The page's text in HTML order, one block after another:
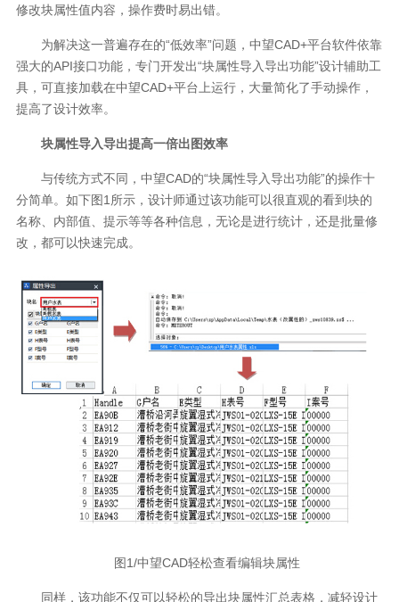
修改块属性值内容，操作费时易出错。
为解决这一普遍存在的“低效率”问题，中望CAD+平台软件依靠
强大的API接口功能，专门开发出“块属性导入导出功能”设计辅助工
具，可直接加载在中望CAD+平台上运行，大量简化了手动操作，
提高了设计效率。
块属性导入导出提高一倍出图效率
与传统方式不同，中望CAD的“块属性导入导出功能”的操作十
分简单。如下图1所示，设计师通过该功能可以很直观的看到块的
名称、内部值、提示等等各种信息，无论是进行统计，还是批量修
改，都可以快速完成。
图1/中望CAD轻松查看编辑块属性
同样，该功能不仅可以轻松的导出块属性汇总表格，减轻设计